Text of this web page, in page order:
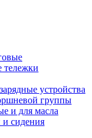
тележки
устройства
группы
и для масла
сидения